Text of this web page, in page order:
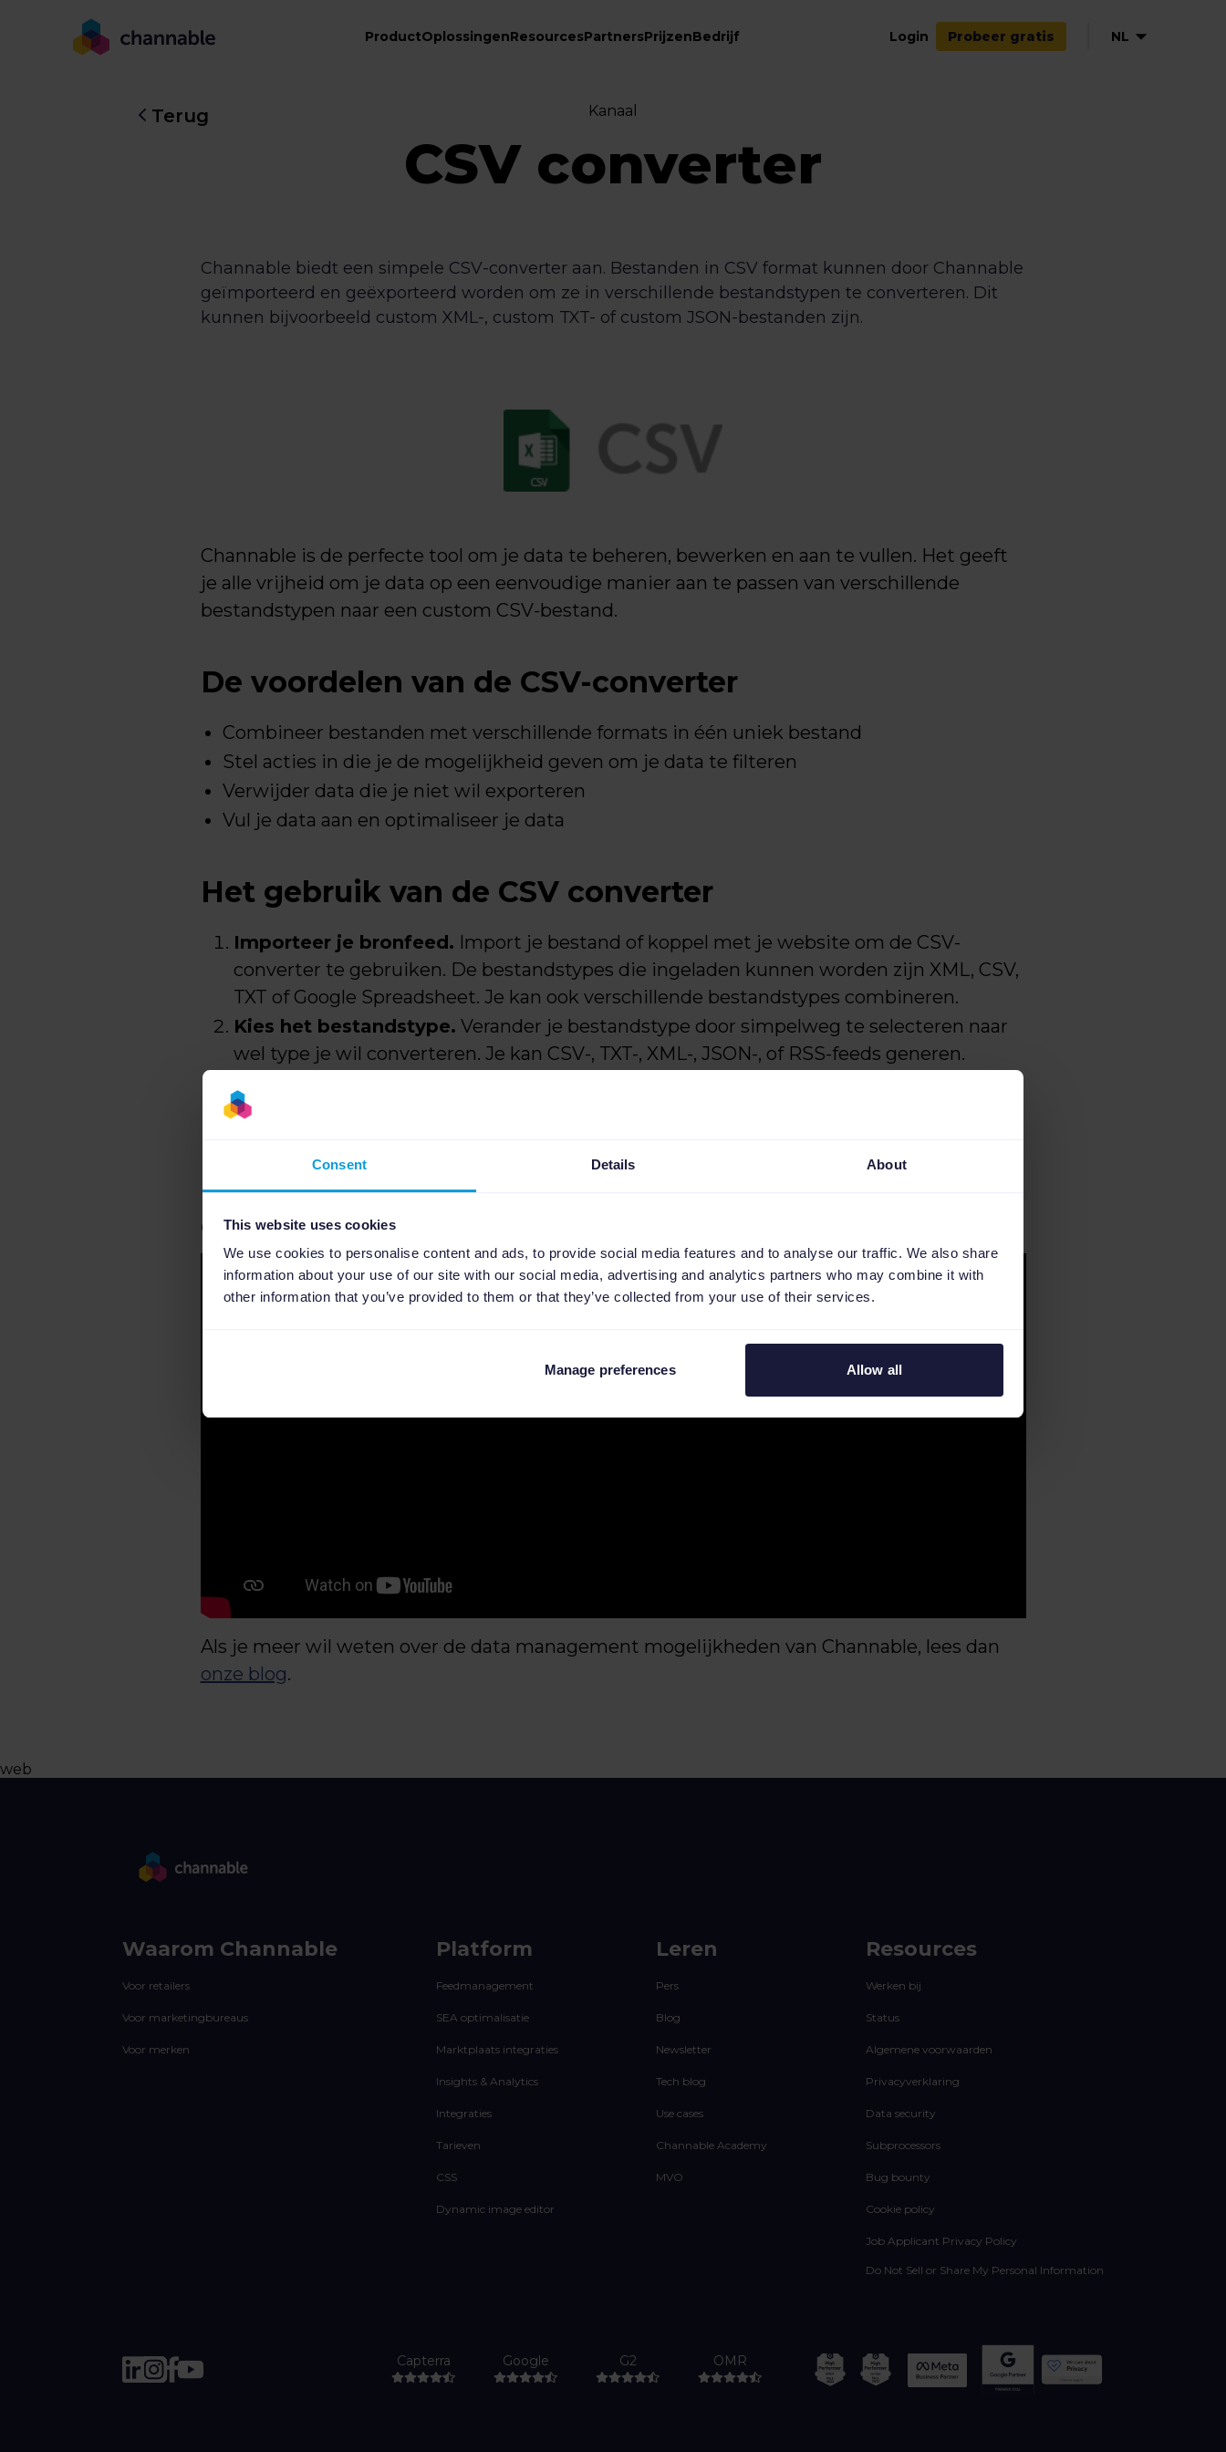
Consent Details About
This website uses cookies
We use cookies to personalise content and ads, to provide social media features and to analyse our traffic. We also share
information about your use of our site with our social media, advertising and analytics partners who may combine it with
other information that you’ve provided to them or that they’ve collected from your use of their services.
Manage preferences Allow all
ProductOplossingenResourcesPartnersPrijzenBedrijf Login Probeer gratis NL
Terug Kanaal
CSV converter
Channable biedt een simpele CSV-converter aan. Bestanden in CSV format kunnen door Channable
geïmporteerd en geëxporteerd worden om ze in verschillende bestandstypen te converteren. Dit
kunnen bijvoorbeeld custom XML-, custom TXT- of custom JSON-bestanden zijn.
Channable is de perfecte tool om je data te beheren, bewerken en aan te vullen. Het geeft
je alle vrijheid om je data op een eenvoudige manier aan te passen van verschillende
bestandstypen naar een custom CSV-bestand.
De voordelen van de CSV-converter
Combineer bestanden met verschillende formats in één uniek bestand
Stel acties in die je de mogelijkheid geven om je data te filteren
Verwijder data die je niet wil exporteren
Vul je data aan en optimaliseer je data
Het gebruik van de CSV converter
Importeer je bronfeed. Import je bestand of koppel met je website om de CSV-
converter te gebruiken. De bestandstypes die ingeladen kunnen worden zijn XML, CSV,
TXT of Google Spreadsheet. Je kan ook verschillende bestandstypes combineren.
Kies het bestandstype. Verander je bestandstype door simpelweg te selecteren naar
wel type je wil converteren. Je kan CSV-, TXT-, XML-, JSON-, of RSS-feeds generen.
Exporteer je bestand.
Deze korte video laat je zien hoe je een custom CSV bestand exporteert in
Channable:
Als je meer wil weten over de data management mogelijkheden van Channable, lees dan
onze blog.
web
Waarom Channable
Voor retailers
Voor marketingbureaus
Voor merken
Platform
Feedmanagement
SEA optimalisatie
Marktplaats integraties
Insights & Analytics
Integraties
Tarieven
CSS
Dynamic image editor
Leren
Pers
Blog
Newsletter
Tech blog
Use cases
Channable Academy
MVO
Resources
Werken bij
Status
Algemene voorwaarden
Privacyverklaring
Data security
Subprocessors
Bug bounty
Cookie policy
Job Applicant Privacy Policy
Do Not Sell or Share My Personal Information
Capterra Google G2 OMR